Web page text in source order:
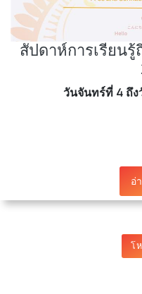
สัปดาห์การเรียน
วันจันทร์ที่ 4 ถึง
อ่
โ